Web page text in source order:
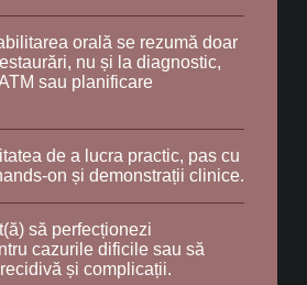
orală se rezumă doar
nu și la diagnostic,
sau planificare
de a lucra practic, pas cu
on și demonstrații clinice.
să perfecționezi
cazurile dificile sau să
și complicații.